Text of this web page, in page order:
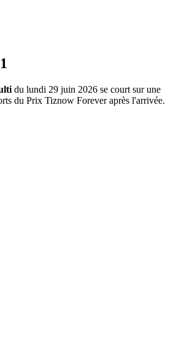
du lundi 29 juin 2026 se court sur une
du Prix Tiznow Forever après l'arrivée.